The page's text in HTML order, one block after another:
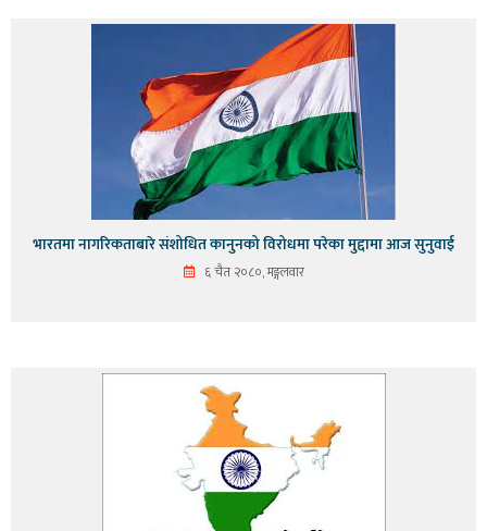
भारतमा नागरिकताबारे संशोधित कानुनको विरोधमा परेका मुद्दामा आज सुनुवाई
६ चैत २०८०, मङ्गलवार